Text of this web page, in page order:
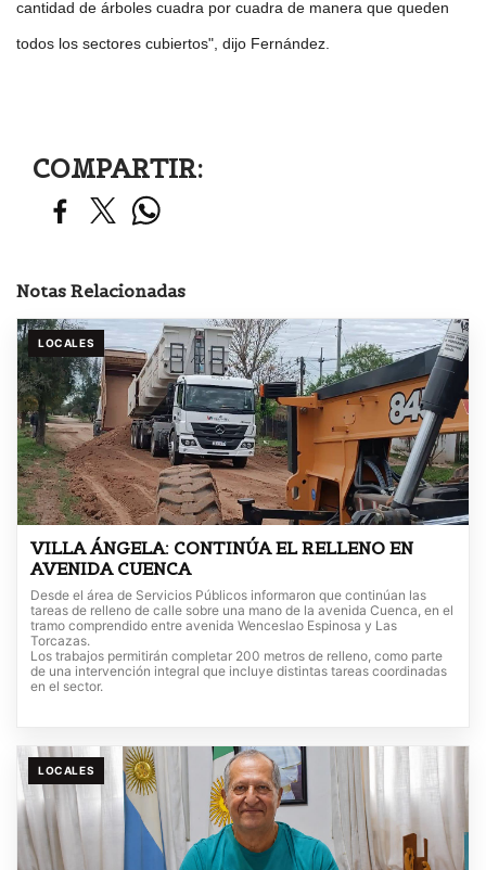
cantidad de árboles cuadra por cuadra de manera que queden
todos los sectores cubiertos", dijo Fernández.
COMPARTIR:
Notas Relacionadas
LOCALES
VILLA ÁNGELA: CONTINÚA EL RELLENO EN
AVENIDA CUENCA
Desde el área de Servicios Públicos informaron que continúan las
tareas de relleno de calle sobre una mano de la avenida Cuenca, en el
tramo comprendido entre avenida Wenceslao Espinosa y Las
Torcazas.
Los trabajos permitirán completar 200 metros de relleno, como parte
de una intervención integral que incluye distintas tareas coordinadas
en el sector.
LOCALES